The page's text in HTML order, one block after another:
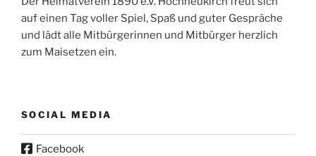
auf einen Tag voller Spiel, Spaß und guter Gespräche
und lädt alle Mitbürgerinnen und Mitbürger herzlich
zum Maisetzen ein.
SOCIAL MEDIA
Facebook